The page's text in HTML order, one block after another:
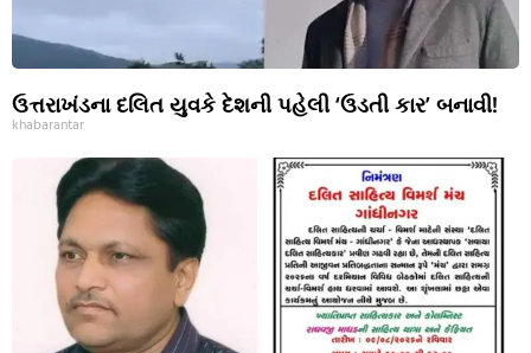
ઉત્તરાખંડના દલિત યુવકે દેશની પહેલી ‘ઉડતી કાર’ બનાવી!
khabarantar